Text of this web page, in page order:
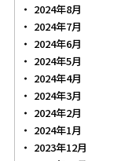
2024年8月
2024年7月
2024年6月
2024年5月
2024年4月
2024年3月
2024年2月
2024年1月
2023年12月